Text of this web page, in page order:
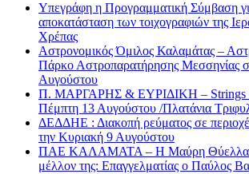
Υπεγράφη η Προγραμματική Σύμβαση
αποκατάσταση των τοιχογραφιών της
Χρέπας
Αστρονομικός Όμιλος Καλαμάτας –
Πάρκο Αστροπαρατήρησης Μεσσηνίας
Αυγούστου
Π. ΜΑΡΓΑΡΗΣ & ΕΥΡΙΔΙΚΗ – Strings
Πέμπτη 13 Αυγούστου /Πλατάνια
ΔΕΔΔΗΕ : Διακοπή ρεύματος σε
την Κυριακή 9 Αυγούστου
ΠΑΕ ΚΑΛΑΜΑΤΑ – Η Μαύρη Θύελλα
μέλλον της: Επαγγελματίας ο Παύλος